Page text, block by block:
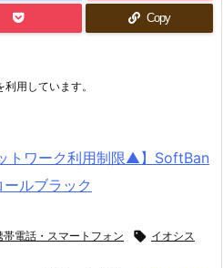
Copy
用しています。
トワーク利用制限▲】SoftBan
ルブラック
帯電話・スマートフォン  イオシス